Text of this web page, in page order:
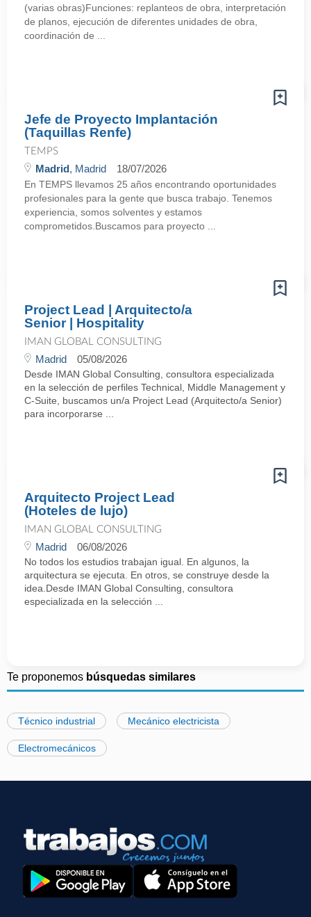
(varias obras)Funciones: replanteos de obra, interpretación
de planos, ejecución de diferentes unidades de obra,
coordinación de ...
Jefe de Proyecto Implantación
(Taquillas Renfe)
TEMPS
Madrid, Madrid 18/07/2026
En TEMPS llevamos 25 años encontrando oportunidades
profesionales para la gente que busca trabajo. Tenemos
experiencia, somos solventes y estamos
comprometidos.Buscamos para proyecto ...
Project Lead | Arquitecto/a
Senior | Hospitality
IMAN GLOBAL CONSULTING
Madrid 05/08/2026
Desde IMAN Global Consulting, consultora especializada
en la selección de perfiles Technical, Middle Management y
C-Suite, buscamos un/a Project Lead (Arquitecto/a Senior)
para incorporarse ...
Arquitecto Project Lead
(Hoteles de lujo)
IMAN GLOBAL CONSULTING
Madrid 06/08/2026
No todos los estudios trabajan igual. En algunos, la
arquitectura se ejecuta. En otros, se construye desde la
idea.Desde IMAN Global Consulting, consultora
especializada en la selección ...
Te proponemos búsquedas similares
Técnico industrial Mecánico electricista
Electromecánicos